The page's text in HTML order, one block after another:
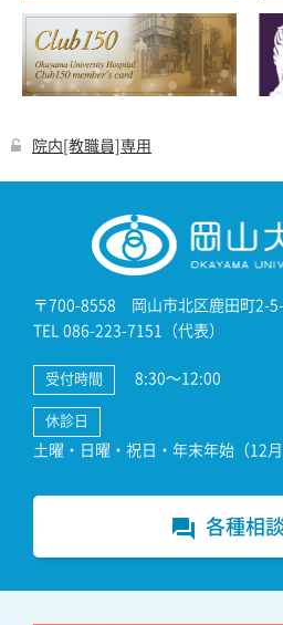
院内[教職員]専用
〒700-8558 岡山市北区鹿田町2-
TEL 086-223-7151（代表）
受付時間 8:30～12:00
休診日
土曜・日曜・祝日・年末年始（12
forum 各種相